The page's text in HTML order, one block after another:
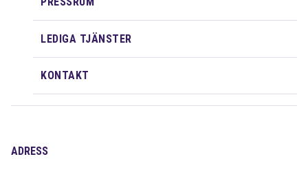
LEDIGA TJÄNSTER
KONTAKT
ADRESS